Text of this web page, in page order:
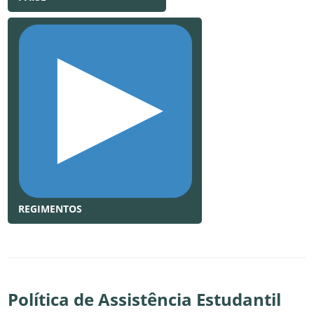
REGIMENTOS
Política de Assistência Estudantil